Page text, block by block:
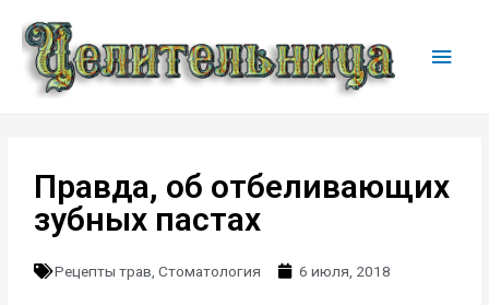
Правда, об отбеливающих
зубных пастах
Рецепты трав ,Стоматология 6 июля, 2018